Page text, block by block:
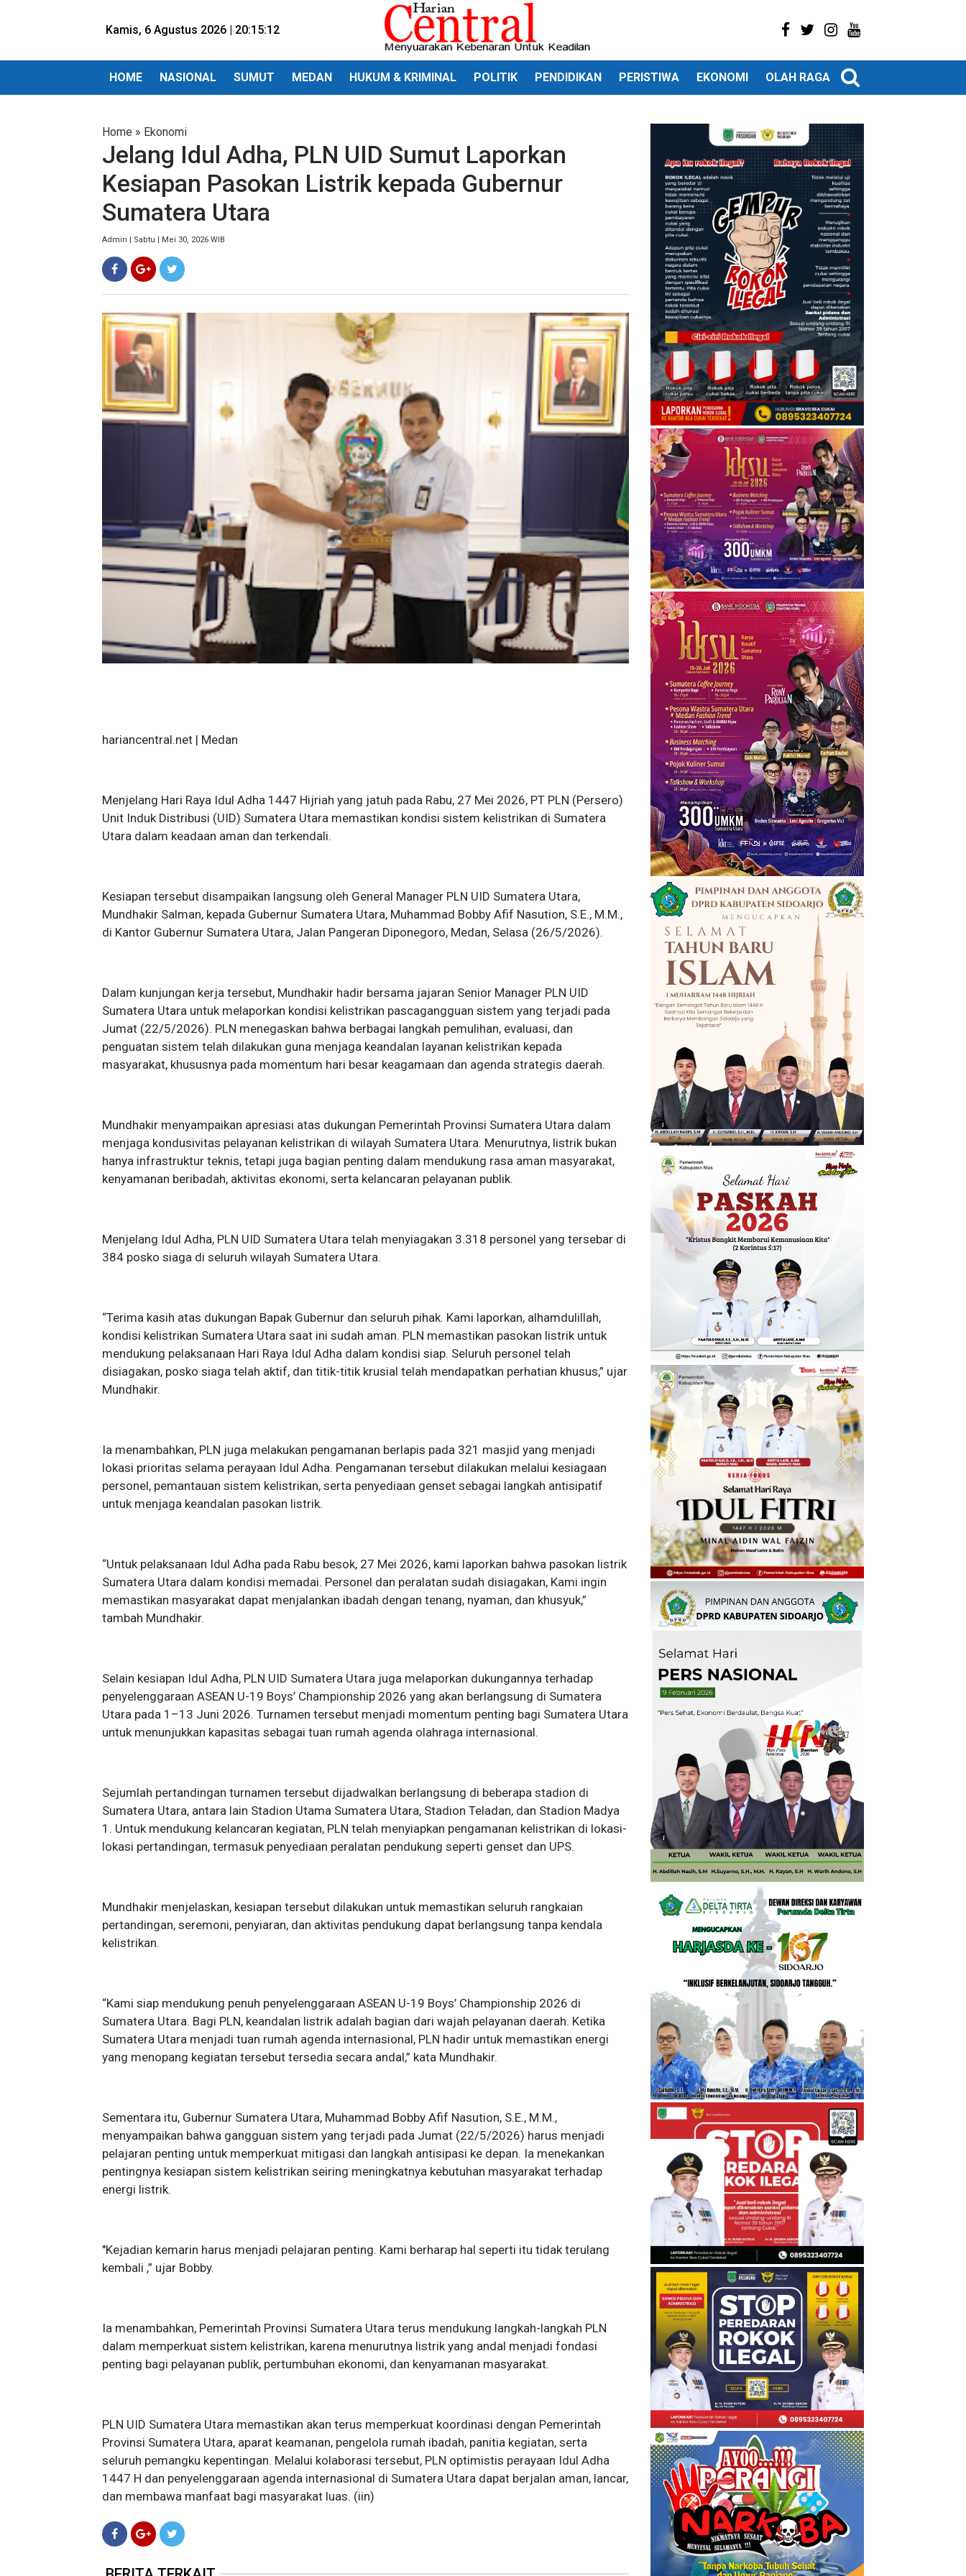
Kamis, 6 Agustus 2026 | 20:15:13
HOME NASIONAL SUMUT MEDAN HUKUM & KRIMINAL POLITIK PENDIDIKAN PERISTIWA EKONOMI OLAH RAGA
Home » Ekonomi
Jelang Idul Adha, PLN UID Sumut Laporkan
Kesiapan Pasokan Listrik kepada Gubernur
Sumatera Utara
Admin | Sabtu | Mei 30, 2026 WIB
hariancentral.net | Medan
Menjelang Hari Raya Idul Adha 1447 Hijriah yang jatuh pada Rabu, 27 Mei 2026, PT PLN (Persero)
Unit Induk Distribusi (UID) Sumatera Utara memastikan kondisi sistem kelistrikan di Sumatera
Utara dalam keadaan aman dan terkendali.
Kesiapan tersebut disampaikan langsung oleh General Manager PLN UID Sumatera Utara,
Mundhakir Salman, kepada Gubernur Sumatera Utara, Muhammad Bobby Afif Nasution, S.E., M.M.,
di Kantor Gubernur Sumatera Utara, Jalan Pangeran Diponegoro, Medan, Selasa (26/5/2026).
Dalam kunjungan kerja tersebut, Mundhakir hadir bersama jajaran Senior Manager PLN UID
Sumatera Utara untuk melaporkan kondisi kelistrikan pascagangguan sistem yang terjadi pada
Jumat (22/5/2026). PLN menegaskan bahwa berbagai langkah pemulihan, evaluasi, dan
penguatan sistem telah dilakukan guna menjaga keandalan layanan kelistrikan kepada
masyarakat, khususnya pada momentum hari besar keagamaan dan agenda strategis daerah.
Mundhakir menyampaikan apresiasi atas dukungan Pemerintah Provinsi Sumatera Utara dalam
menjaga kondusivitas pelayanan kelistrikan di wilayah Sumatera Utara. Menurutnya, listrik bukan
hanya infrastruktur teknis, tetapi juga bagian penting dalam mendukung rasa aman masyarakat,
kenyamanan beribadah, aktivitas ekonomi, serta kelancaran pelayanan publik.
Menjelang Idul Adha, PLN UID Sumatera Utara telah menyiagakan 3.318 personel yang tersebar di
384 posko siaga di seluruh wilayah Sumatera Utara.
“Terima kasih atas dukungan Bapak Gubernur dan seluruh pihak. Kami laporkan, alhamdulillah,
kondisi kelistrikan Sumatera Utara saat ini sudah aman. PLN memastikan pasokan listrik untuk
mendukung pelaksanaan Hari Raya Idul Adha dalam kondisi siap. Seluruh personel telah
disiagakan, posko siaga telah aktif, dan titik-titik krusial telah mendapatkan perhatian khusus,” ujar
Mundhakir.
Ia menambahkan, PLN juga melakukan pengamanan berlapis pada 321 masjid yang menjadi
lokasi prioritas selama perayaan Idul Adha. Pengamanan tersebut dilakukan melalui kesiagaan
personel, pemantauan sistem kelistrikan, serta penyediaan genset sebagai langkah antisipatif
untuk menjaga keandalan pasokan listrik.
“Untuk pelaksanaan Idul Adha pada Rabu besok, 27 Mei 2026, kami laporkan bahwa pasokan listrik
Sumatera Utara dalam kondisi memadai. Personel dan peralatan sudah disiagakan, Kami ingin
memastikan masyarakat dapat menjalankan ibadah dengan tenang, nyaman, dan khusyuk,”
tambah Mundhakir.
Selain kesiapan Idul Adha, PLN UID Sumatera Utara juga melaporkan dukungannya terhadap
penyelenggaraan ASEAN U-19 Boys’ Championship 2026 yang akan berlangsung di Sumatera
Utara pada 1–13 Juni 2026. Turnamen tersebut menjadi momentum penting bagi Sumatera Utara
untuk menunjukkan kapasitas sebagai tuan rumah agenda olahraga internasional.
Sejumlah pertandingan turnamen tersebut dijadwalkan berlangsung di beberapa stadion di
Sumatera Utara, antara lain Stadion Utama Sumatera Utara, Stadion Teladan, dan Stadion Madya
1. Untuk mendukung kelancaran kegiatan, PLN telah menyiapkan pengamanan kelistrikan di lokasi-
lokasi pertandingan, termasuk penyediaan peralatan pendukung seperti genset dan UPS.
Mundhakir menjelaskan, kesiapan tersebut dilakukan untuk memastikan seluruh rangkaian
pertandingan, seremoni, penyiaran, dan aktivitas pendukung dapat berlangsung tanpa kendala
kelistrikan.
“Kami siap mendukung penuh penyelenggaraan ASEAN U-19 Boys’ Championship 2026 di
Sumatera Utara. Bagi PLN, keandalan listrik adalah bagian dari wajah pelayanan daerah. Ketika
Sumatera Utara menjadi tuan rumah agenda internasional, PLN hadir untuk memastikan energi
yang menopang kegiatan tersebut tersedia secara andal,” kata Mundhakir.
Sementara itu, Gubernur Sumatera Utara, Muhammad Bobby Afif Nasution, S.E., M.M.,
menyampaikan bahwa gangguan sistem yang terjadi pada Jumat (22/5/2026) harus menjadi
pelajaran penting untuk memperkuat mitigasi dan langkah antisipasi ke depan. Ia menekankan
pentingnya kesiapan sistem kelistrikan seiring meningkatnya kebutuhan masyarakat terhadap
energi listrik.
"Kejadian kemarin harus menjadi pelajaran penting. Kami berharap hal seperti itu tidak terulang
kembali ,” ujar Bobby.
Ia menambahkan, Pemerintah Provinsi Sumatera Utara terus mendukung langkah-langkah PLN
dalam memperkuat sistem kelistrikan, karena menurutnya listrik yang andal menjadi fondasi
penting bagi pelayanan publik, pertumbuhan ekonomi, dan kenyamanan masyarakat.
PLN UID Sumatera Utara memastikan akan terus memperkuat koordinasi dengan Pemerintah
Provinsi Sumatera Utara, aparat keamanan, pengelola rumah ibadah, panitia kegiatan, serta
seluruh pemangku kepentingan. Melalui kolaborasi tersebut, PLN optimistis perayaan Idul Adha
1447 H dan penyelenggaraan agenda internasional di Sumatera Utara dapat berjalan aman, lancar,
dan membawa manfaat bagi masyarakat luas. (iin)